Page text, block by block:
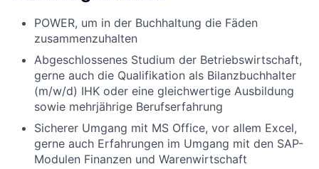
POWER, um in der Buchhaltung die Fäden
zusammenzuhalten
Abgeschlossenes Studium der Betriebswirtschaft,
gerne auch die Qualifikation als Bilanzbuchhalter
(m/w/d) IHK oder eine gleichwertige Ausbildung
sowie mehrjährige Berufserfahrung
Sicherer Umgang mit MS Office, vor allem Excel,
gerne auch Erfahrungen im Umgang mit den SAP-
Modulen Finanzen und Warenwirtschaft